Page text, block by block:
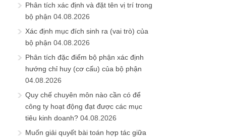
Phân tích xác định và đặt tên vị trí trong
bộ phận 04.08.2026
Xác định mục đích sinh ra (vai trò) của
bộ phận 04.08.2026
Phân tích đặc điểm bộ phận xác định
hướng chỉ huy (cơ cấu) của bộ phận
04.08.2026
Quy chế chuyên môn nào cần có để
công ty hoạt động đạt được các mục
tiêu kinh doanh? 04.08.2026
Muốn giải quyết bài toán hợp tác giữa